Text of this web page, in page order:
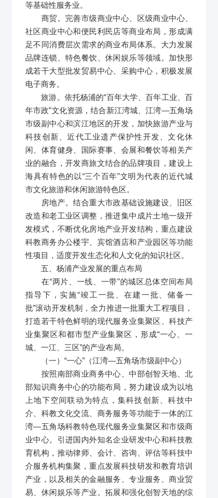
等基础性服务业。
商贸。完善市级商业中心、区级商业中心、
社区商业中心和便民利民店等商业布局，形成满
足不同消费层次需求的商业布局体系。大力发展
品牌连锁、特色餐饮、休闲娱乐等领域。加快形
成若干大型批发贸易中心、采购中心，积极发展
电子商务。
旅游。依托杨浦的“百年大学、百年工业、百
年市政”文化资源，结合新江湾城、江湾—五角场
市级副中心和滨江地区的开发，加快旅游产业与
科技创新、近代工业遗产保护性开发、文化休
闲、体育健身、国际赛事、会展和餐饮等相关产
业的融合，开发商旅文结合的品牌项目，建设上
海具有特色的以“三个百年”文明为代表的近代城
市文化旅游和休闲旅游特色区。
房地产。结合重大市政基础设施建设、旧区
改造和老工业区调整，推进集中成片土地一级开
发模式，不断优化房地产业开发结构，重点建设
科教商务办公楼宇、宾馆酒店和产业园区等功能
性项目，适度开发生态化和人文化的知识社区。
五、杨浦产业发展的重点布局
在“两片、一线、一带”的城区总体空间布局
指导下，实施“竣工一批、在建一批、储备一
批”滚动开发机制，全力推进一批重大工程项目，
打造若干特色鲜明的现代服务业集聚区、科技产
业集聚区和都市型产业集聚区，形成“一心、一
城、一江、三区”的产业布局。
（一） “一心” （江湾—五角场市级副中心）
按照南部商业商务中心、中部创智天地、北
部知识商务中心的功能布局，努力建设成为以地
上地下空间联动为特点，集科技创新、科技中
介、科教文化交流、商务服务等功能于一体的江
湾—五角场科教特色现代服务业集聚区和市级商
业中心。引进国内外知名企业研发中心和科技教
育机构，推动律师、会计、咨询、评估等科技中
介服务机构集聚，重点发展科技研发和教育培训
产业，以及相关的金融服务、专业服务、商业贸
易、休闲娱乐等产业。拓展和强化创智天地的综